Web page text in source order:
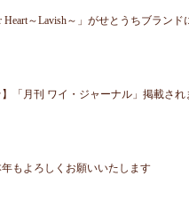
Heart～Lavish～」がせとうちブランド
「月刊 ワイ・ジャーナル」掲載され
もよろしくお願いいたします